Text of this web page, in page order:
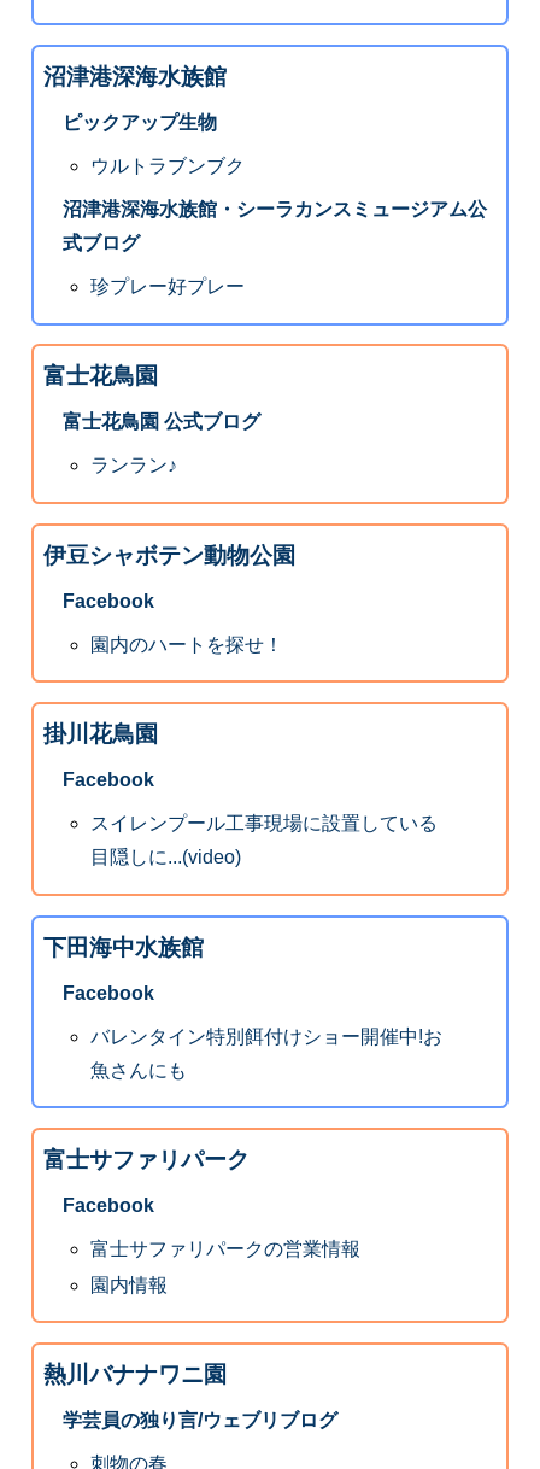
沼津港深海水族館
ピックアップ生物
ウルトラブンブク
沼津港深海水族館・シーラカンスミュージアム公
式ブログ
珍プレー好プレー
富士花鳥園
富士花鳥園 公式ブログ
ランラン♪
伊豆シャボテン動物公園
Facebook
園内のハートを探せ！
掛川花鳥園
Facebook
スイレンプール工事現場に設置している
目隠しに...(video)
下田海中水族館
Facebook
バレンタイン特別餌付けショー開催中!お
魚さんにも
富士サファリパーク
Facebook
富士サファリパークの営業情報
園内情報
熱川バナナワニ園
学芸員の独り言/ウェブリブログ
刺物の春